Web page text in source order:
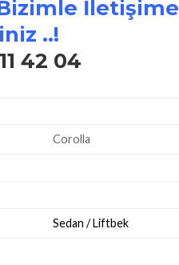
İletişime
..!
42 04
Corolla
Sedan / Liftbek